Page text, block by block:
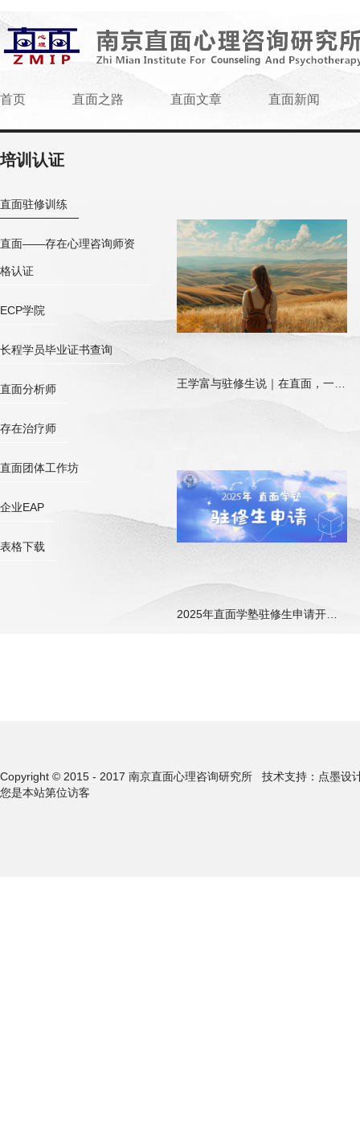
首页 直面之路 直面文章 直面新闻
培训认证
直面驻修训练
直面——存在心理咨询师资
格认证
ECP学院
长程学员毕业证书查询
直面分析师
存在治疗师
直面团体工作坊
企业EAP
表格下载
Copyright © 2015 - 2017 南京直面心理咨询研究所 技术支持：点墨设
您是本站第位访客